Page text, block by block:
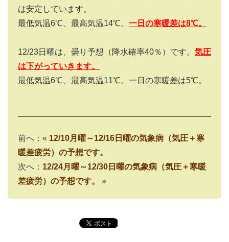
は安定しています。
最低気温6℃、最高気温14℃。 一日の寒暖差は8℃。
12/23日曜は、曇り予想（降水確率40％）です。 気圧
は下がっていきます。
最低気温6℃、最高気温11℃。一日の寒暖差は5℃。
前へ：« 12/10月曜～12/16日曜の気象病（気圧＋寒
暖差疲労）の予想です。
次へ： 12/24月曜～12/30日曜の気象病（気圧＋寒暖
差疲労）の予想です。
»